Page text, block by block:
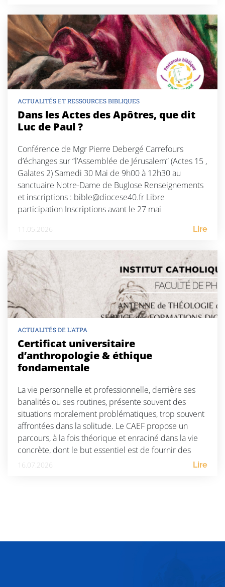
ACTUALITÉS ET RESSOURCES BIBLIQUES
Dans les Actes des Apôtres, que dit
Luc de Paul ?
Conférence de Mgr Pierre Debergé Carrefours
d’échanges sur “l’Assemblée de Jérusalem” (Actes 15 ,
Galates 2) Samedi 30 Mai de 9h00 à 12h30 au
sanctuaire Notre-Dame de Buglose Renseignements
et inscriptions : bible@diocese40.fr Libre
participation Inscriptions avant le 27 mai
11.05.2026 Lire
ACTUALITÉS DE L'ATPA
Certificat universitaire
d’anthropologie & éthique
fondamentale
La vie personnelle et professionnelle, derrière ses
banalités ou ses routines, présente souvent des
situations moralement problématiques, trop souvent
affrontées dans la solitude. Le CAEF propose un
parcours, à la fois théorique et enraciné dans la vie
concrète, dont le but essentiel est de fournir des
repères éthiques et anthropologiques à toute
16.07.2026 Lire